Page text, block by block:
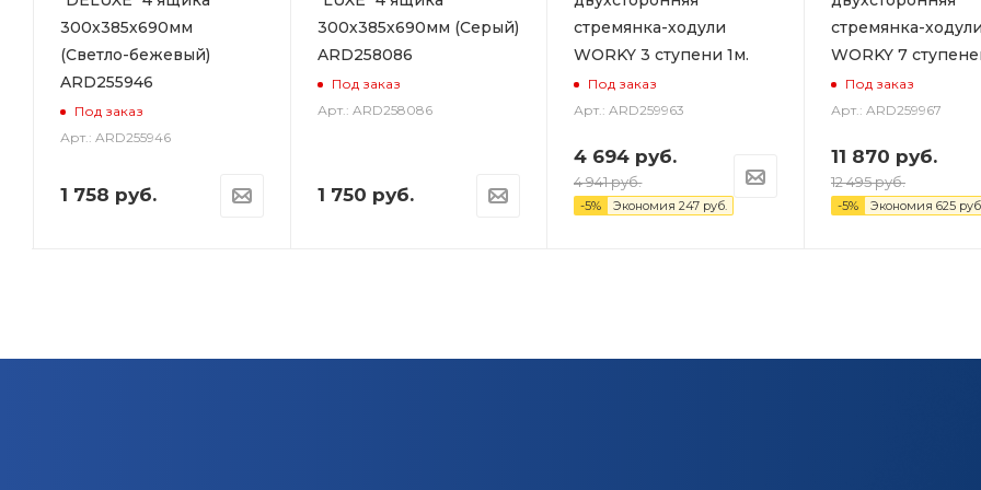
300х385х690мм
(Светло-бежевый)
ARD255946
Под заказ
Арт.: ARD255946
1 758 руб.
300х385х690мм (Серый)
ARD258086
Под заказ
Арт.: ARD258086
1 750 руб.
стремянка-ходули
WORKY 3 ступени 1м.
Под заказ
Арт.: ARD259963
4 694 руб.
4 941руб.
-5% Экономия 247 руб.
стремянка-ходули
WORKY 7
Под заказ
Арт.: ARD259967
11 870 руб.
12 495руб.
-5% Экономия 625